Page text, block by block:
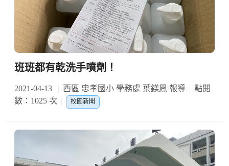
班班都有乾洗手噴劑！
2021-04-13 西區 忠孝國小 學務處 葉鎂鳳 報導
點閱
數：1025 次
校園新聞